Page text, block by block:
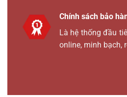
Chính sách bảo
Là hệ thống đầu
online, minh bạch,